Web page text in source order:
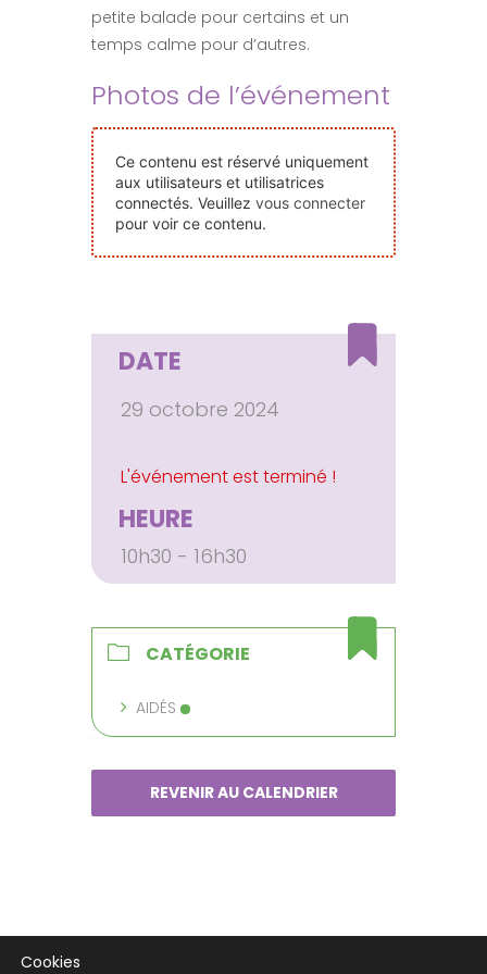
Nos Événements
Nous Contacter
Devenir Bénévole
Faire Un Don
petite balade pour certains et un
temps calme pour d’autres.
Photos de l’événement
Ce contenu est réservé uniquement
aux utilisateurs et utilisatrices
connectés. Veuillez vous connecter
pour voir ce contenu.
DATE
29 octobre 2024
HEURE
10h30 - 16h30
CATÉGORIE
AIDÉS
REVENIR AU CALENDRIER
Cookies